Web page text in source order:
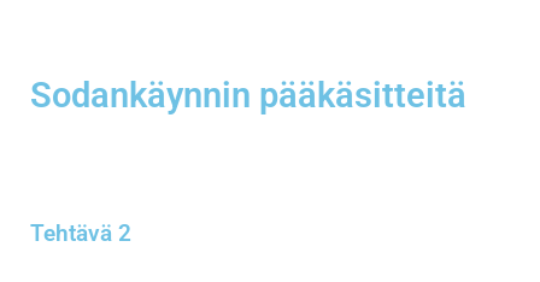
Sodankäynnin pääkäsitteitä
Tehtävä 2